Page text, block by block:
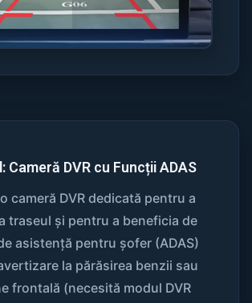
Cameră DVR cu Funcții ADAS
cameră DVR dedicată pentru a
traseul și pentru a beneficia de
asistență pentru șofer (ADAS)
la părăsirea benzii sau
frontală (necesită modul DVR